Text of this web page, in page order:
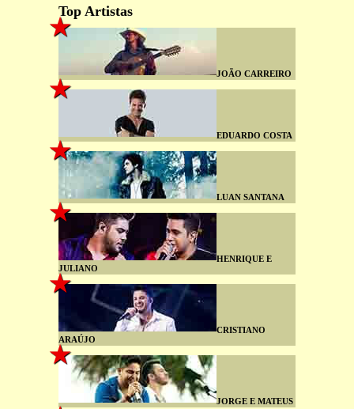
Top Artistas
JOÃO CARREIRO
EDUARDO COSTA
LUAN SANTANA
HENRIQUE E
JULIANO
CRISTIANO
ARAÚJO
JORGE E MATEUS